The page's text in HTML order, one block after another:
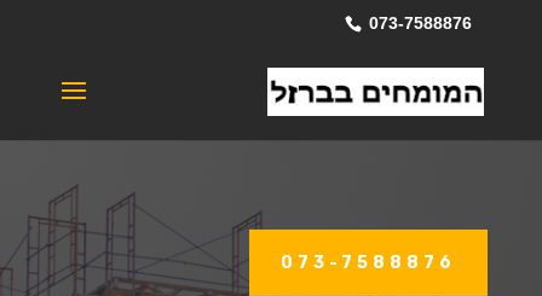
073-7588876
073-7588876